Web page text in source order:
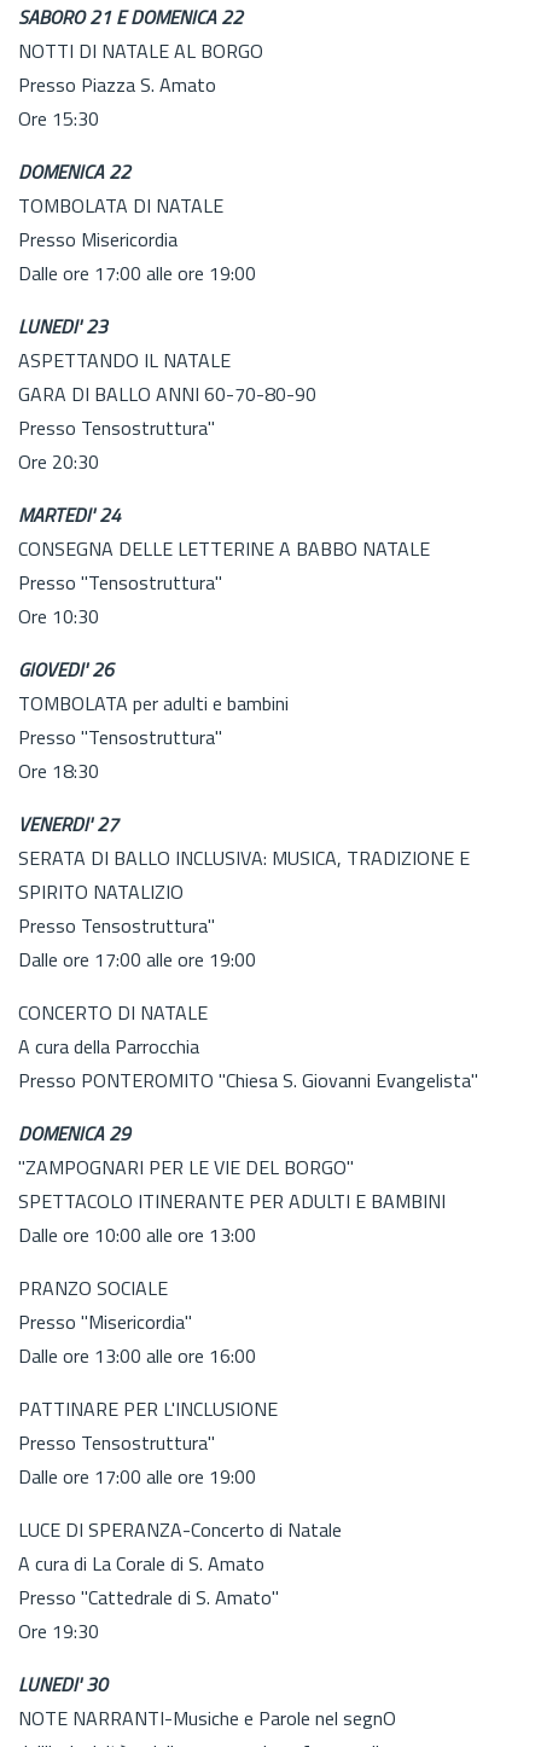
SABORO 21 E DOMENICA 22
NOTTI DI NATALE AL BORGO
Presso Piazza S. Amato
Ore 15:30
DOMENICA 22
TOMBOLATA DI NATALE
Presso Misericordia
Dalle ore 17:00 alle ore 19:00
LUNEDI' 23
ASPETTANDO IL NATALE
GARA DI BALLO ANNI 60-70-80-90
Presso Tensostruttura"
Ore 20:30
MARTEDI' 24
CONSEGNA DELLE LETTERINE A BABBO NATALE
Presso "Tensostruttura"
Ore 10:30
GIOVEDI' 26
TOMBOLATA per adulti e bambini
Presso "Tensostruttura"
Ore 18:30
VENERDI' 27
SERATA DI BALLO INCLUSIVA: MUSICA, TRADIZIONE E
SPIRITO NATALIZIO
Presso Tensostruttura"
Dalle ore 17:00 alle ore 19:00
CONCERTO DI NATALE
A cura della Parrocchia
Presso PONTEROMITO "Chiesa S. Giovanni Evangelista"
DOMENICA 29
"ZAMPOGNARI PER LE VIE DEL BORGO"
SPETTACOLO ITINERANTE PER ADULTI E BAMBINI
Dalle ore 10:00 alle ore 13:00
PRANZO SOCIALE
Presso "Misericordia"
Dalle ore 13:00 alle ore 16:00
PATTINARE PER L'INCLUSIONE
Presso Tensostruttura"
Dalle ore 17:00 alle ore 19:00
LUCE DI SPERANZA-Concerto di Natale
A cura di La Corale di S. Amato
Presso "Cattedrale di S. Amato"
Ore 19:30
LUNEDI' 30
NOTE NARRANTI-Musiche e Parole nel segnO